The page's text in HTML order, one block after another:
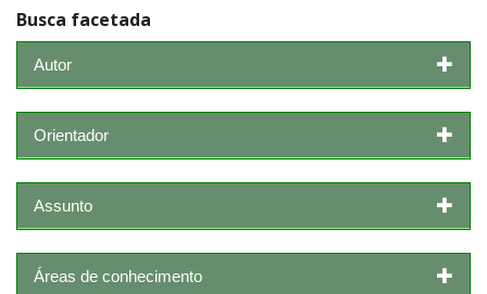
Busca facetada
Autor
Orientador
Assunto
Áreas de conhecimento